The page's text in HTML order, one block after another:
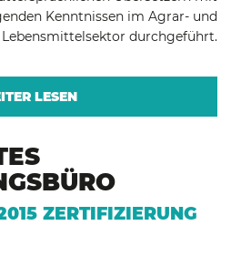
Kenntnissen im Agrar- und
Lebensmittelsektor durchgeführt.
LESEN
ZERTIFIZIERUNG